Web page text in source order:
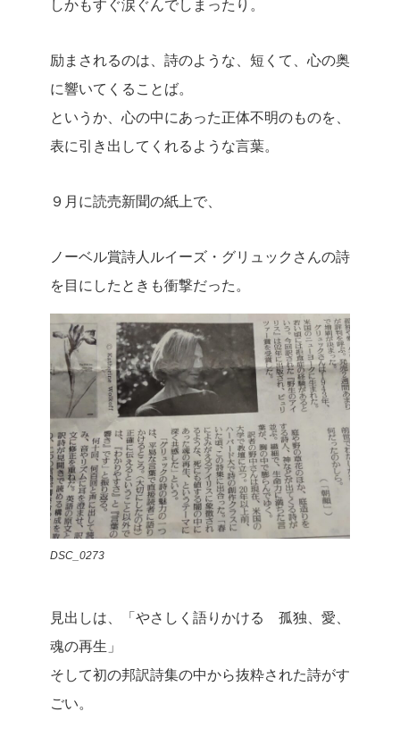
しかもすぐ涙ぐんでしまったり。
励まされるのは、詩のような、短くて、心の奥
に響いてくることば。
というか、心の中にあった正体不明のものを、
表に引き出してくれるような言葉。
９月に読売新聞の紙上で、
ノーベル賞詩人ルイーズ・グリュックさんの詩
を目にしたときも衝撃だった。
DSC_0273
見出しは、「やさしく語りかける 孤独、愛、
魂の再生」
そして初の邦訳詩集の中から抜粋された詩がす
ごい。